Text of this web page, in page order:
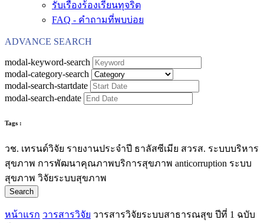
รับเรื่องร้องเรียนทุจริต
FAQ - คำถามที่พบบ่อย
ADVANCE SEARCH
modal-keyword-search
modal-category-search
modal-search-startdate
modal-search-endate
Tags :
วช. เทรนด์วิจัย รายงานประจำปี ธาลัสซีเมีย สวรส. ระบบบริหาร
สุขภาพ การพัฒนาคุณภาพบริการสุขภาพ anticorruption ระบบ
สุขภาพ วิจัยระบบสุขภาพ
Search
หน้าแรก วารสารวิจัย วารสารวิจัยระบบสาธารณสุข ปีที่ 1 ฉบับ